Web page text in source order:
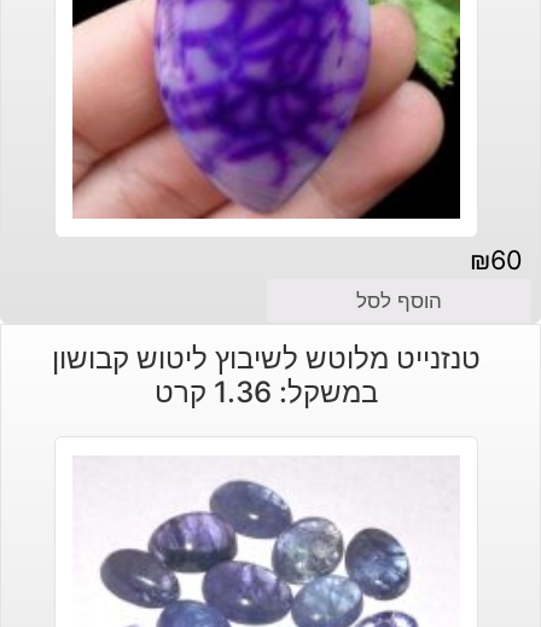
₪60
הוסף לסל
טנזנייט מלוטש לשיבוץ ליטוש קבושון
במשקל: 1.36 קרט